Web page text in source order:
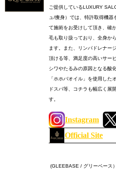
ご提供しているLUXURY
ュ/痩身）では、特許取得機器
て施術をお受けして頂き、確
毛も取り扱っており、全身か
ます。
また、リンパドレナー
頂ける等、満足度の高いサー
シワやたるみの原因となる酸
「ホホバオイル」を使用した
ドスパ等、コチラも幅広く展
す。
Instagram
Official Site
(GLEEBASE / グリーベース）